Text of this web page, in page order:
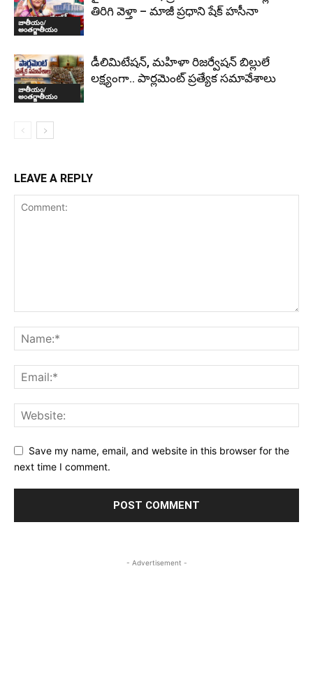
జాతీయం/
అంతర్జాతీయం
తిరిగి వెళ్తా – మాజీ ప్రధాని షేక్ హసీనా
జాతీయం/
అంతర్జాతీయం
డీలిమిటేషన్, మహిళా రిజర్వేషన్ బిల్లులే
లక్ష్యంగా.. పార్లమెంట్ ప్రత్యేక సమావేశాలు
LEAVE A REPLY
Save my name, email, and website in this browser for the
next time I comment.
- Advertisement -